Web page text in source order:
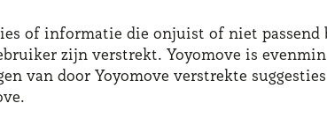
of informatie die onjuist of niet
zijn verstrekt. Yoyomove is
door Yoyomove verstrekte